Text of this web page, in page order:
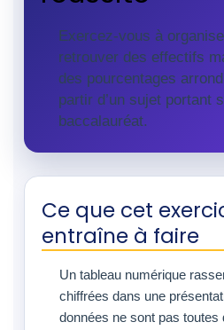
Exercez-vous à
retrouver des effectifs
des pourcentages
partir d’un sujet portant
baccalauréat.
Ce que cet
entraîne à faire
Un tableau numérique
chiffrées dans une
données ne sont pas toutes